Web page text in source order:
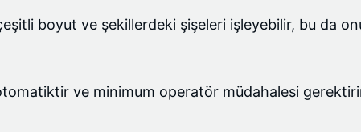
boyut ve şekillerdeki şişeleri işleyebilir, bu da
ve minimum operatör müdahalesi